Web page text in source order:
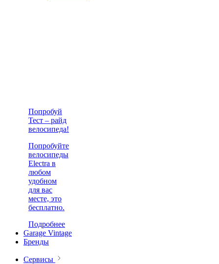
Попробуй
Тест – райд
велосипеда!
Попробуйте
велосипеды
Electra в
любом
удобном
для вас
месте, это
бесплатно.
Подробнее
Garage Vintage
Бренды
Сервисы